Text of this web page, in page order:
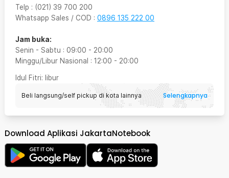
Telp : (021) 39 700 200
Whatsapp Sales / COD : 0896 135 222 00
Jam buka:
Senin - Sabtu : 09:00 - 20:00
Minggu/Libur Nasional : 12:00 - 20:00
Idul Fitri: libur
Beli langsung/self pickup di kota lainnya Selengkapnya
Download Aplikasi JakartaNotebook